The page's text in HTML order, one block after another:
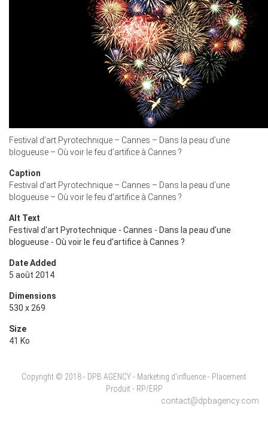
Festival d’art Pyrotechnique – Cannes – Dans la peau d’une
blogueuse – Où voir le feu d’artifice à Cannes ?
Caption
Festival d’art Pyrotechnique – Cannes – Dans la peau d’une
blogueuse – Où voir le feu d’artifice à Cannes ?
Alt Text
Festival d'art Pyrotechnique - Cannes - Dans la peau d'une
blogueuse - Où voir le feu d'artifice à Cannes ?
Date Added
5 août 2014
Dimensions
530 x 269
Size
41 Ko
Copyright © 2018 - DPB AGENCY - Marketing d'influence - Placement
Produit - RP/ERP
contact@dpbagency.com